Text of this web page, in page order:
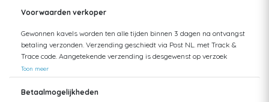
Voorwaarden verkoper
Gewonnen kavels worden ten alle tijden binnen 3 dagen na ontvangst
betaling verzonden. Verzending geschiedt via Post NL. met Track &
Trace code. Aangetekende verzending is desgewenst op verzoek
mogelijk. Kosten koper. Verzending naar buitenland geschiedt altijd
middels verzekerde pakketpost. Verzendkosten besparen? U kunt uw
aankopen ook ophalen bij ons in Eindhoven (NL). Ophalen is mogelijk tot
Toon meer
Betaalmogelijkheden